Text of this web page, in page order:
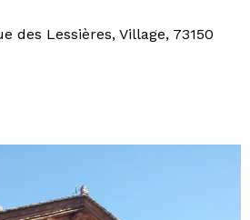
des Lessières, Village, 73150